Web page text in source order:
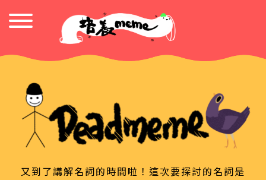
又到了講解名詞的時間啦！這次要探討的名詞是